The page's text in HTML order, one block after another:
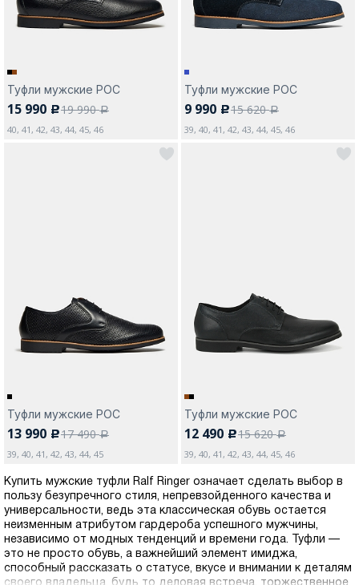
Туфли мужские РОС
15 990 c19 990a
40, 41, 42, 43, 44, 45, 46
Туфли мужские РОС
9 990 c15 620a
39, 40, 41, 42, 43, 44, 45, 46
Туфли мужские РОС
13 990 c17 490a
39, 40, 41, 42, 43, 44, 45
Туфли мужские РОС
12 490 c15 620a
39, 40, 41, 42, 43, 44, 45, 46
Купить мужские туфли Ralf Ringer означает сделать выбор в
пользу безупречного стиля, непревзойденного качества и
универсальности, ведь эта классическая обувь остается
неизменным атрибутом гардероба успешного мужчины,
независимо от модных тенденций и времени года. Туфли —
это не просто обувь, а важнейший элемент имиджа,
способный рассказать о статусе, вкусе и внимании к деталям
своего владельца, будь то деловая встреча, торжественное